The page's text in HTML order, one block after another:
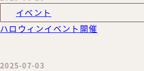
イベント
ハロウィンイベント開催
2025-07-03